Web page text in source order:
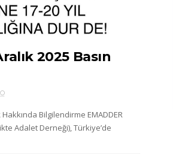
2025 Basın
Hakkında Bilgilendirme EMADDER
Adalet Derneği), Türkiye’de